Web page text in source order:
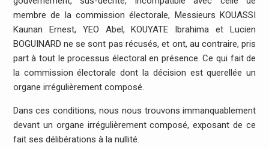
membre de la commission électorale, Messieurs KOUASSI
Kaunan Ernest, YEO Abel, KOUYATE Ibrahima et Lucien
BOGUINARD ne se sont pas récusés, et ont, au contraire, pris
part à tout le processus électoral en présence. Ce qui fait de
la commission électorale dont la décision est querellée un
organe irrégulièrement composé.
Dans ces conditions, nous nous trouvons immanquablement
devant un organe irrégulièrement composé, exposant de ce
fait ses délibérations à la nullité.